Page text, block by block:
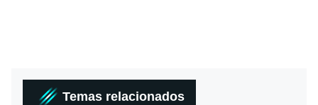
Temas relacionados